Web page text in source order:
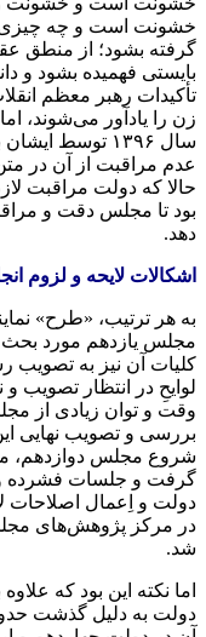
خشونت است و چه چیزی
گرفته بشود؛ از منطق
بایستی فهمیده بشود و
تأکیدات رهبر معظم
زن را یادآور می‌شوند،
سال ۱۳۹۶ توسط
عدم مراقبت از آن در
حالا که دولت مراقبت
بود تا مجلس دقت و
دهد.
اشکالات لایحه و لزوم
به هر ترتیب، «طرح»
مجلس یازدهم مورد
کلیات آن نیز به تصویب
لوایحِ در انتظار تصویب و
وقت و توان زیادی از
بررسی و تصویب نهایی
شروع مجلس دوازدهم،
گرفت و جلسات فشرده و
دولت و اِعمال اصلاحات
در مرکز پژوهش‌های
شد.
اما نکته این بود که